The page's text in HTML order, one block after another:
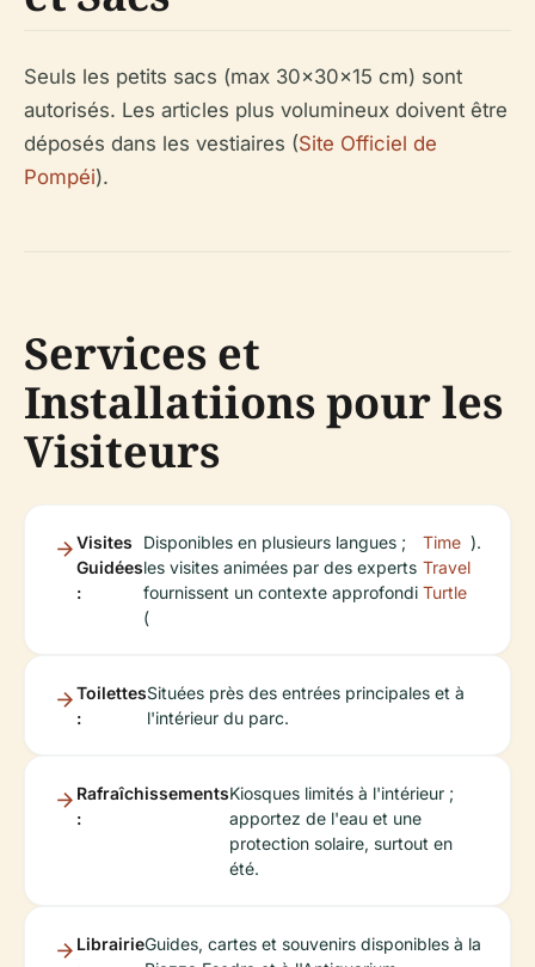
Seuls les petits sacs (max 30x30x15 cm) sont
autorisés. Les articles plus volumineux doivent être
déposés dans les vestiaires (Site Officiel de
Pompéi).
Services et
Installatiions pour les
Visiteurs
Visites
Guidées
:
Disponibles en plusieurs langues ;
les visites animées par des experts
fournissent un contexte approfondi
(
Time
Travel
Turtle
).
Toilettes
:
Situées près des entrées principales et à
l'intérieur du parc.
Rafraîchissements
:
Kiosques limités à l'intérieur ;
apportez de l'eau et une
protection solaire, surtout en
été.
LibrairieGuides, cartes et souvenirs disponibles à la